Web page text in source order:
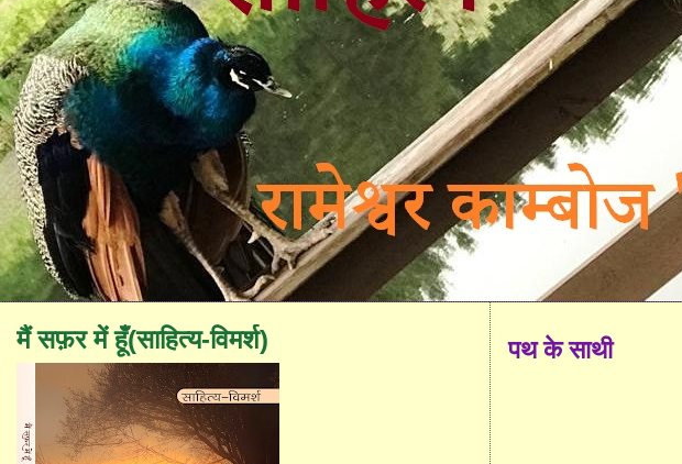
पथ के साथी
मैं सफ़र में हूँ(साहित्य-विमर्श)